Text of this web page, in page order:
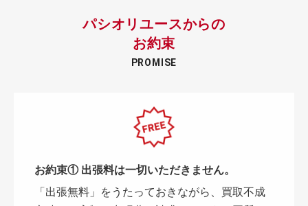
パシオリユースからの
お約束
PROMISE
お約束① 出張料は一切いただきません。
「出張無料」をうたっておきながら、買取不成